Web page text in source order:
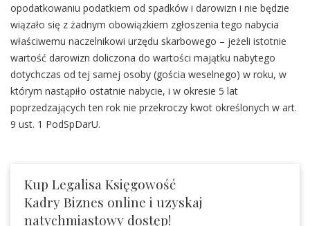
opodatkowaniu podatkiem od spadków i darowizn i nie będzie
wiązało się z żadnym obowiązkiem zgłoszenia tego nabycia
właściwemu naczelnikowi urzędu skarbowego – jeżeli istotnie
wartość darowizn doliczona do wartości majątku nabytego
dotychczas od tej samej osoby (gościa weselnego) w roku, w
którym nastąpiło ostatnie nabycie, i w okresie 5 lat
poprzedzających ten rok nie przekroczy kwot określonych w art.
9 ust. 1 PodSpDarU.
Kup Legalisa Księgowość
Kadry Biznes online i uzyskaj
natychmiastowy dostęp!